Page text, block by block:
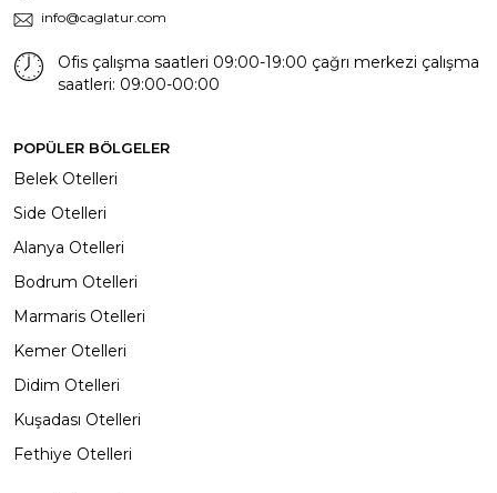
info@caglatur.com
Ofis çalışma saatleri 09:00-19:00 çağrı merkezi çalışma
saatleri: 09:00-00:00
POPÜLER BÖLGELER
Belek Otelleri
Side Otelleri
Alanya Otelleri
Bodrum Otelleri
Marmaris Otelleri
Kemer Otelleri
Didim Otelleri
Kuşadası Otelleri
Fethiye Otelleri